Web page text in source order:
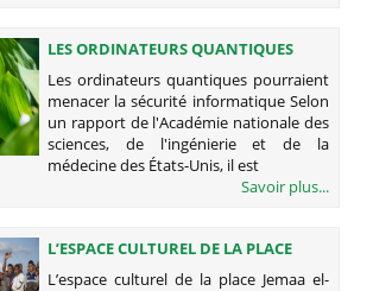
LES ORDINATEURS QUANTIQUES
POURRAIENT MENACER LA SÉCURITÉ
INFORMATIQUE
Les ordinateurs quantiques pourraient
menacer la sécurité informatique Selon
un rapport de l'Académie nationale des
sciences, de l'ingénierie et de la
médecine des États-Unis, il est
Savoir plus...
L’ESPACE CULTUREL DE LA PLACE
JEMAA EL-FNA
L’espace culturel de la place Jemaa el-